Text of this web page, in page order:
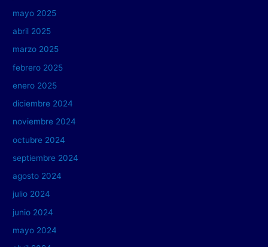
mayo 2025
abril 2025
marzo 2025
febrero 2025
enero 2025
diciembre 2024
noviembre 2024
octubre 2024
septiembre 2024
agosto 2024
julio 2024
junio 2024
mayo 2024